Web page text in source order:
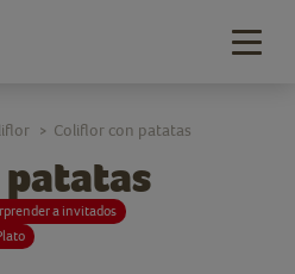
a invitados
> Coliflor con patatas